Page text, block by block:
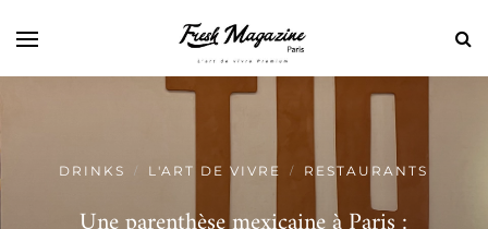
DRINKS / L'ART DE VIVRE / RESTAURANTS